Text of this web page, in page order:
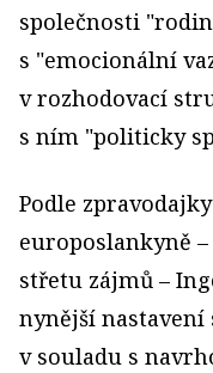
společnosti
s "emocionální
v rozhodovací
s ním "politicky
Podle
europoslankyně
střetu zájmů –
nynější nastavení
v souladu s